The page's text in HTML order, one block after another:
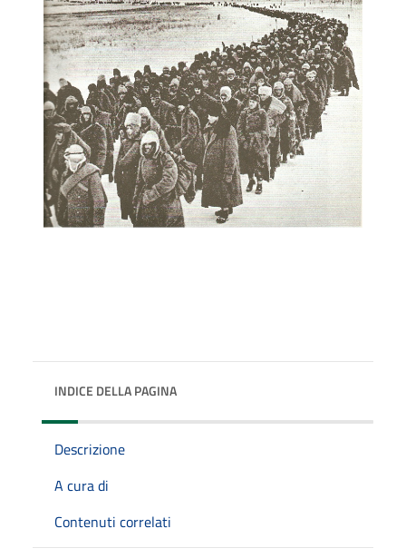
INDICE DELLA PAGINA
Descrizione
A cura di
Contenuti correlati